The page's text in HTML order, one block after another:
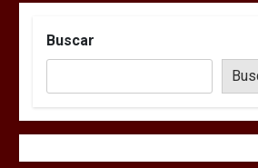
Buscar